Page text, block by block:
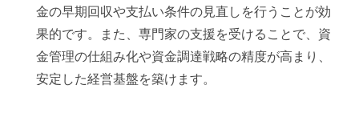
金の早期回収や支払い条件の見直しを行うことが効
果的です。また、専門家の支援を受けることで、資
金管理の仕組み化や資金調達戦略の精度が高まり、
安定した経営基盤を築けます。